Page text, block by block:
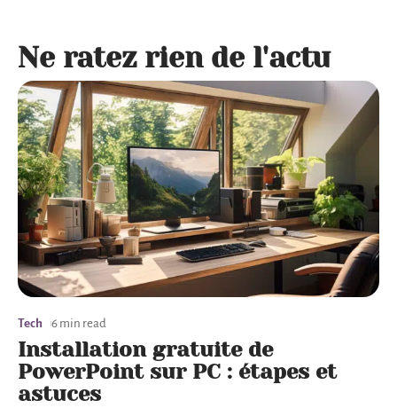
Ne ratez rien de l'actu
Tech 6 min read
Installation gratuite de
PowerPoint sur PC : étapes et
astuces